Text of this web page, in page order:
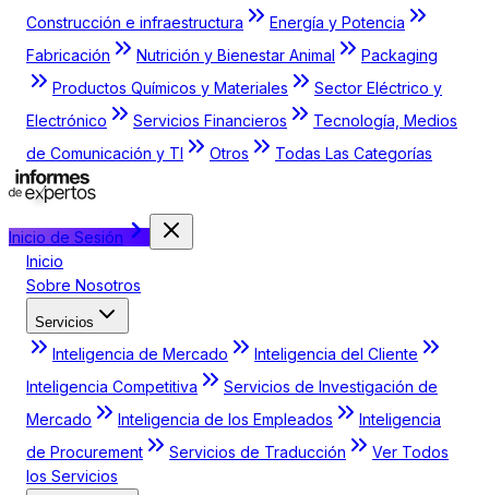
Construcción e infraestructura
Energía y Potencia
Fabricación
Nutrición y Bienestar Animal
Packaging
Productos Químicos y Materiales
Sector Eléctrico y
Electrónico
Servicios Financieros
Tecnología, Medios
de Comunicación y TI
Otros Todas Las Categorías
Inicio de Sesión
Inicio
Sobre Nosotros
Servicios
Inteligencia de Mercado
Inteligencia del Cliente
Inteligencia Competitiva
Servicios de Investigación de
Mercado
Inteligencia de los Empleados
Inteligencia
de Procurement
Servicios de Traducción
Ver Todos
los Servicios